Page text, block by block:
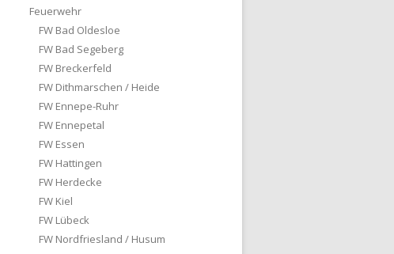
Feuerwehr
FW Bad Oldesloe
FW Bad Segeberg
FW Breckerfeld
FW Dithmarschen / Heide
FW Ennepe-Ruhr
FW Ennepetal
FW Essen
FW Hattingen
FW Herdecke
FW Kiel
FW Lübeck
FW Nordfriesland / Husum